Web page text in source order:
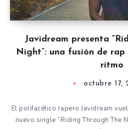
Javidream presenta
Night”: una fusión de
ritmo
octubre 17,
El polifacético rapero Javidream
nuevo single “Riding Through The